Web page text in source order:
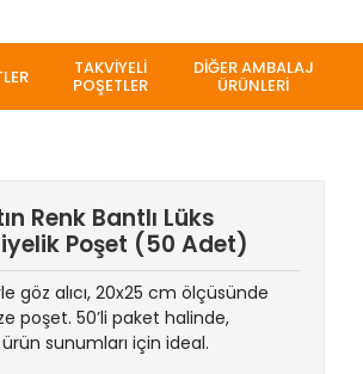
TAKVİYELİ
POŞETLER
DİĞER AMBALAJ
ÜRÜNLERİ
Renk Bantlı Lüks
Poşet (50 Adet)
göz alıcı, 20x25 cm ölçüsünde
poşet. 50’li paket halinde,
sunumları için ideal.